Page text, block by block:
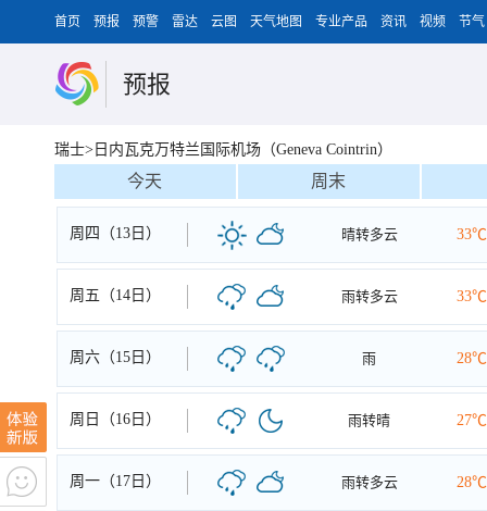
首页 预报 预警 雷达 云图 天气地图 专业产品 资讯 视频 节气
预报
瑞士>日内瓦克万特兰国际机场（Geneva Cointrin）
今天 周末
周四（13日） 晴转多云 33℃
周五（14日） 雨转多云 33℃
周六（15日） 雨 28℃
周日（16日） 雨转晴 27℃
周一（17日） 雨转多云 28℃